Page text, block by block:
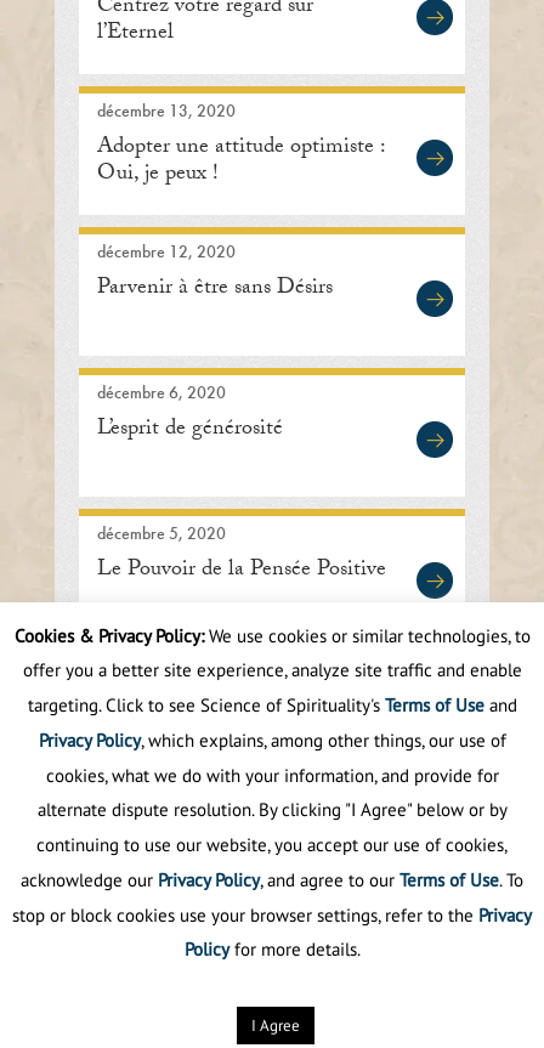
Centrez votre regard sur
l’Eternel
décembre 13, 2020
Adopter une attitude optimiste :
Oui, je peux !
décembre 12, 2020
Parvenir à être sans Désirs
décembre 6, 2020
L’esprit de générosité
décembre 5, 2020
Le Pouvoir de la Pensée Positive
First 10 40 41
Politique de confidentialité
réservés
Cookies & Privacy Policy:We use cookies or similar technologies, to
offer you a better site experience, analyze site traffic and enable
targeting. Click to see Science of Spirituality's Terms of Useand
Privacy Policy, which explains, among other things, our use of
cookies, what we do with your information, and provide for
alternate dispute resolution. By clicking "I Agree" below or by
continuing to use our website, you accept our use of cookies,
acknowledge our Privacy Policy, and agree to our Terms of Use. To
stop or block cookies use your browser settings, refer to the Privacy
Policyfor more details.
I Agree